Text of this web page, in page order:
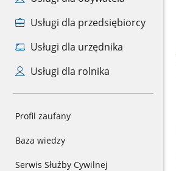
Usługi dla przedsiębiorcy
Usługi dla urzędnika
Usługi dla rolnika
Profil zaufany
Baza wiedzy
Serwis Służby Cywilnej